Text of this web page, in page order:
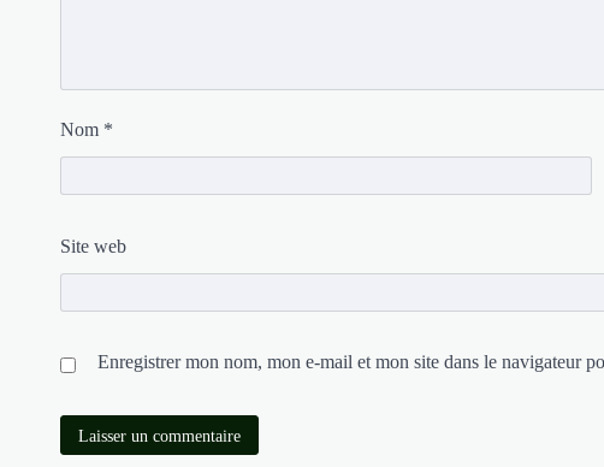
Nom *
Site web
Enregistrer mon nom, mon e-mail et mon site dans le navigateur